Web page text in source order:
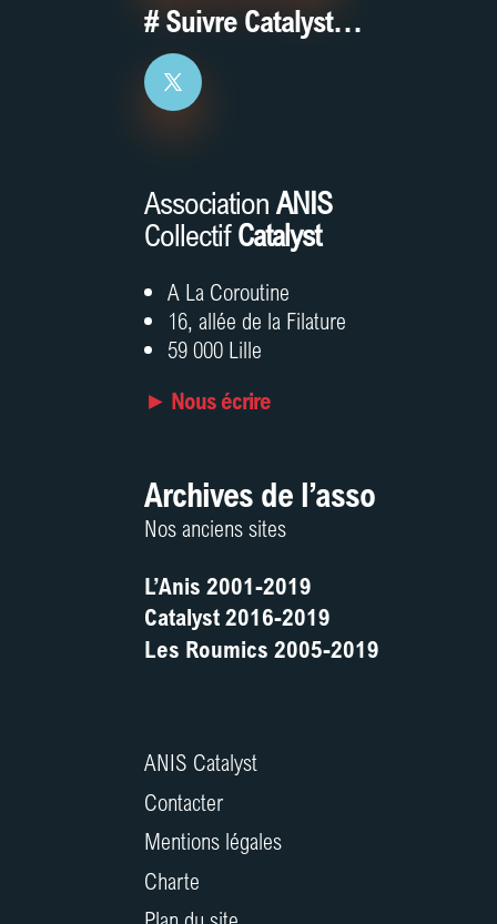
# Suivre Catalyst…
Association ANIS
CollectifCatalyst
A La Coroutine
16, allée de la Filature
59 000 Lille
► Nous écrire
Archives de l’asso
Nos anciens sites
L’Anis 2001-2019
Catalyst 2016-2019
Les Roumics 2005-2019
ANIS Catalyst
Contacter
Mentions légales
Charte